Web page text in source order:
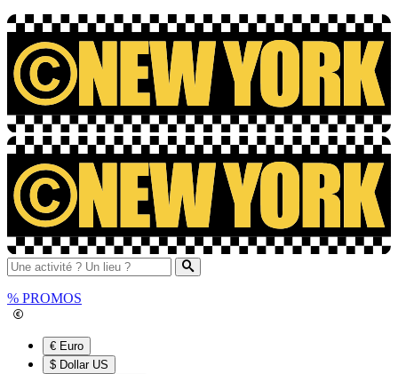
% PROMOS
€ Euro
$ Dollar US